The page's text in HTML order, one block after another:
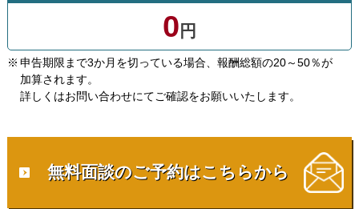
0 円
申告期限まで3か月 を切っている場合 、報酬総額の20～50％が
加算されます。
詳しく はお問い合わせにて ご確認をお願いいたします。
無料面談のご予約はこちらから